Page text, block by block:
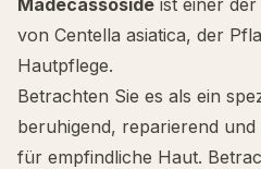
Madecassoside ist einer
von Centella asiatica, der
Hautpflege.
Betrachten Sie es als ein
beruhigend, reparierend
für empfindliche Haut.